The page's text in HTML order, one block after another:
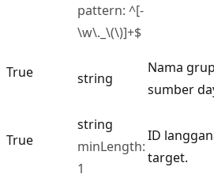
pattern: ^[-
\w\._\(\)]+$
True string
Nama
sumber
True
string
minLength:
1
ID
target.